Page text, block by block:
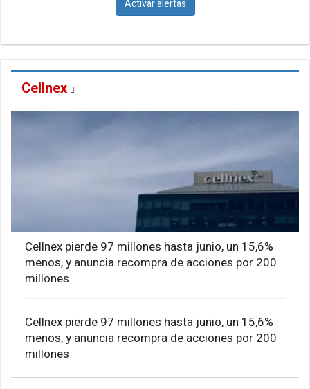
Activar alertas
Cellnex
Cellnex pierde 97 millones hasta junio, un 15,6%
menos, y anuncia recompra de acciones por 200
millones
Cellnex pierde 97 millones hasta junio, un 15,6%
menos, y anuncia recompra de acciones por 200
millones